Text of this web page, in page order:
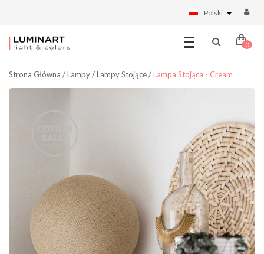
Polski
0
Strona Główna /Lampy/Lampy Stojące/Lampa Stojąca - Cream